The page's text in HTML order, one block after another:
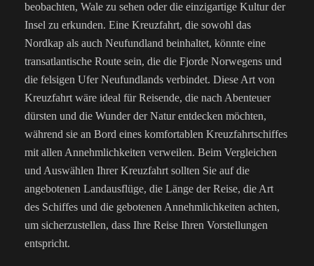
beobachten, Wale zu sehen oder die einzigartige Kultur der
Insel zu erkunden. Eine Kreuzfahrt, die sowohl das
Nordkap als auch Neufundland beinhaltet, könnte eine
transatlantische Route sein, die die Fjorde Norwegens und
die felsigen Ufer Neufundlands verbindet. Diese Art von
Kreuzfahrt wäre ideal für Reisende, die nach Abenteuer
dürsten und die Wunder der Natur entdecken möchten,
während sie an Bord eines komfortablen Kreuzfahrtschiffes
mit allen Annehmlichkeiten verweilen. Beim Vergleichen
und Auswählen Ihrer Kreuzfahrt sollten Sie auf die
angebotenen Landausflüge, die Länge der Reise, die Art
des Schiffes und die gebotenen Annehmlichkeiten achten,
um sicherzustellen, dass Ihre Reise Ihren Vorstellungen
entspricht.